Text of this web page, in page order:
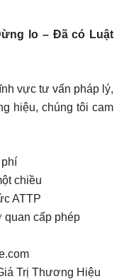
lo – Đã có Luật
vực tư vấn pháp lý,
hiệu, chúng tôi cam
chiều
ATTP
quan cấp phép
Trị Thương Hiệu